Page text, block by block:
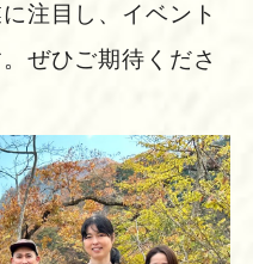
注目し、イベント
ぜひご期待くださ